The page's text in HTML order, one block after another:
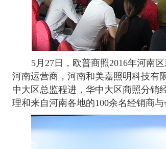
5月27 日，欧普商照2016年河南
河南运营商，河南和美嘉照明科技有
中大区总监程进，华中大区商照分销
理和来自河南各地的100余名经销商与